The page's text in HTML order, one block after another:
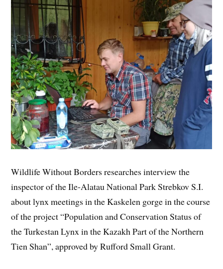
Wildlife Without Borders researches interview the
inspector of the Ile-Alatau National Park Strebkov S.I.
about lynx meetings in the Kaskelen gorge in the course
of the project “Population and Conservation Status of
the Turkestan Lynx in the Kazakh Part of the Northern
Tien Shan”, approved by Rufford Small Grant.